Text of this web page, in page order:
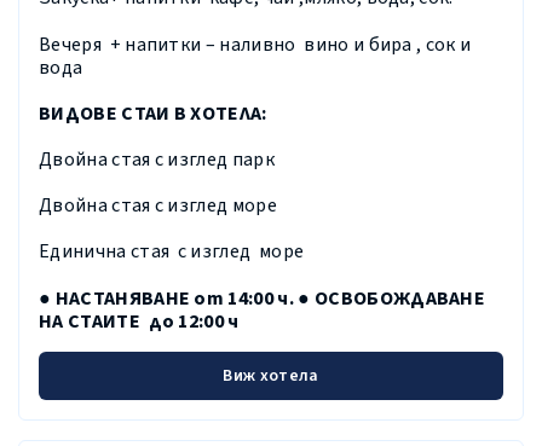
Вечеря + напитки – наливно вино и бира , сок и
вода
ВИДОВЕ СТАИ В ХОТЕЛА:
Двойна стая с изглед парк
Двойна стая с изглед море
Единична стая с изглед море
● НАСТАНЯВАНЕ от 14:00 ч. ● ОСВОБОЖДАВАНЕ
НА СТАИТЕ до 12:00 ч
Виж хотела